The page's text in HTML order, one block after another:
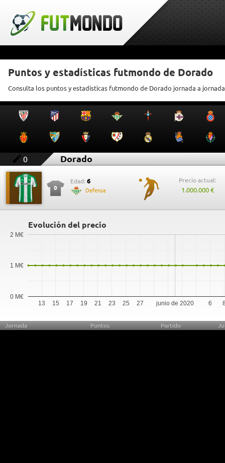
Puntos y estadísticas futmondo de Dorado
Consulta los puntos y estadísticas futmondo de Dorado jornada a jornada
0 Dorado
0
Edad: 6
Defensa
Precio actual:
1.000.000 €
Evolución del precio
junio de 2020
13 15 17 19 21 23 25 27 6
0 M€
1 M€
2 M€
Jornada Puntos Partido